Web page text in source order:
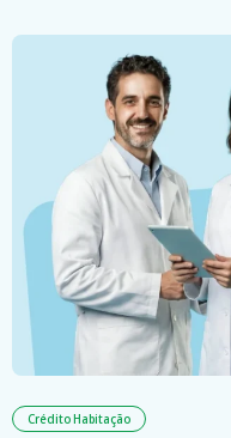
Crédito Habitação